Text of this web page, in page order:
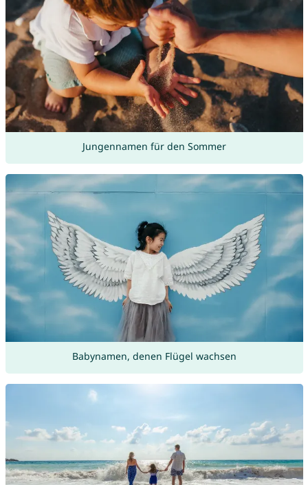
Jungennamen für den Sommer
Babynamen, denen Flügel wachsen